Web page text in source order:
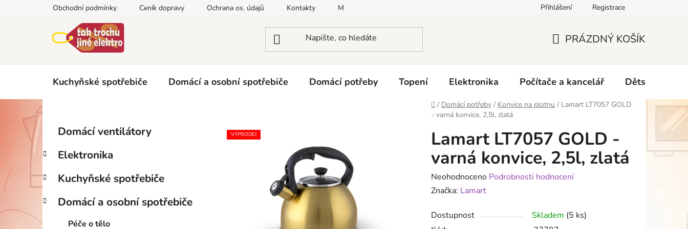
Obchodní podmínky Ceník dopravy Ochrana os. údajů Kontakty Moje objednávka Přihlášení Registrace
KOŠÍK
PRÁZDNÝ KOŠÍK
Kuchyňské spotřebiče Domácí a osobní spotřebiče Domácí potřeby Topení Elektronika Počítače a kancelář Dětské zboží
Domů
/ Domácí potřeby / Konvice na plotnu / Lamart LT7057 GOLD
- varná konvice, 2,5l, zlatá
s
r
a
n
n
Přeskočit
kategorie
e
o
r
i
Domácí ventilátory
Elektronika
Kuchyňské spotřebiče
Domácí a osobní spotřebiče
Péče o tělo
Lamart LT7057 GOLD -
varná konvice, 2,5l, zlatá
Průměrné
hodnocení
je
Neohodnoceno Podrobnosti hodnocení
Značka: Lamart
Dostupnost Skladem (5 ks)
VÝPRODEJ